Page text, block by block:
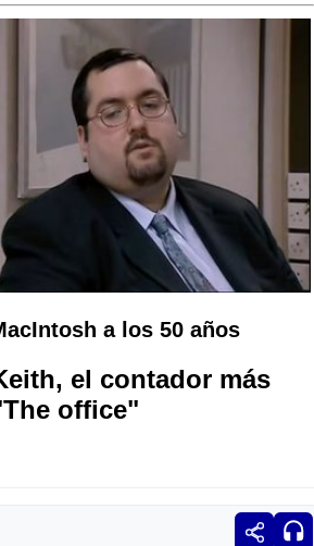
a los 50 años
el contador más
office"